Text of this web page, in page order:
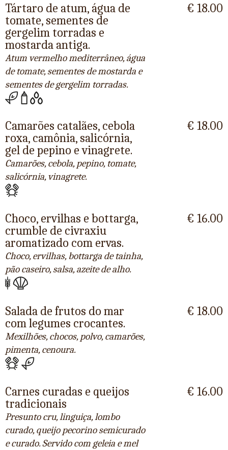
Tártaro de atum, água de
tomate, sementes de
gergelim torradas e
mostarda antiga.
Atum vermelho mediterrâneo, água
de tomate, sementes de mostarda e
sementes de gergelim torradas.
€ 18.00
Camarões catalães, cebola
roxa, camônia, salicórnia,
gel de pepino e vinagrete.
Camarões, cebola, pepino, tomate,
salicórnia, vinagrete.
€ 18.00
Choco, ervilhas e bottarga,
crumble de civraxiu
aromatizado com ervas.
Choco, ervilhas, bottarga de tainha,
pão caseiro, salsa, azeite de alho.
€ 16.00
Salada de frutos do mar
com legumes crocantes.
Mexilhões, chocos, polvo, camarões,
pimenta, cenoura.
€ 18.00
Carnes curadas e queijos
tradicionais
Presunto cru, linguiça, lombo
curado, queijo pecorino semicurado
e curado. Servido com geleia e mel
€ 16.00